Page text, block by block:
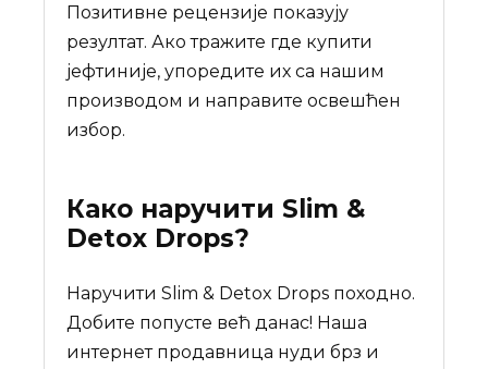
Позитивне рецензије показују
резултат. Ако тражите где купити
јефтиније, упоредите их са нашим
производом и направите освешћен
избор.
Како наручити Slim &
Detox Drops?
Наручити Slim & Detox Drops походно.
Добите попусте већ данас! Наша
интернет продавница нуди брз и